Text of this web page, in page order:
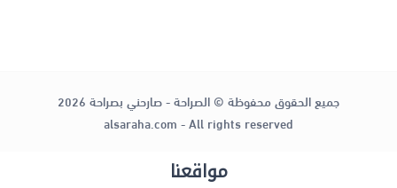
جميع الحقوق محفوظة © الصراحة - صارحني بصراحة 2026
alsaraha.com - All rights reserved